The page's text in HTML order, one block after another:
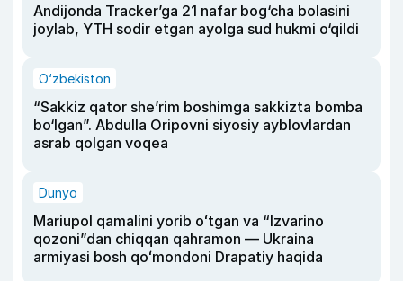
Andijonda Tracker’ga 21 nafar bog‘cha bolasini
joylab, YTH sodir etgan ayolga sud hukmi o‘qildi
O‘zbekiston
“Sakkiz qator she’rim boshimga sakkizta bomba
bo‘lgan”. Abdulla Oripovni siyosiy ayblovlardan
asrab qolgan voqea
Dunyo
Mariupol qamalini yorib oʻtgan va “Izvarino
qozoni”dan chiqqan qahramon — Ukraina
armiyasi bosh qoʻmondoni Drapatiy haqida